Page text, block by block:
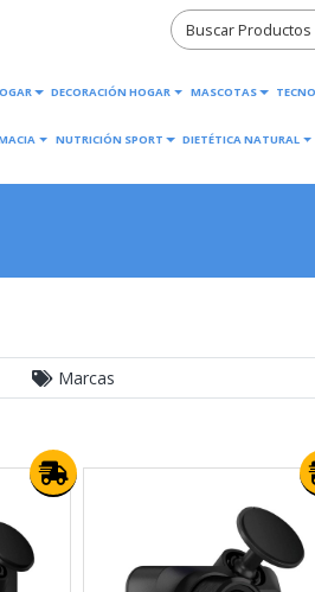
DECORACIÓN HOGAR MASCOTAS
NUTRICIÓN SPORT DIETÉTICA NATURAL
Marcas